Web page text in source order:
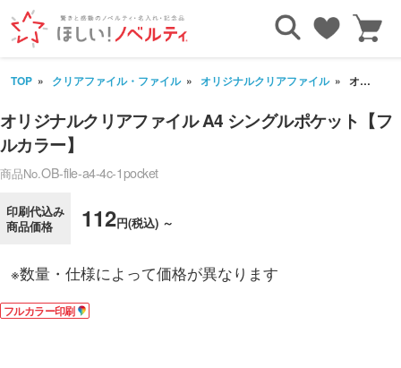
TOP クリアファイル・ファイル オリジナルクリアファイル オリジナルクリアファイル A4 シングルポケット【フルカラー】
オリジナルクリアファイル A4 シングルポケット【フ
ルカラー】
商品No.OB-file-a4-4c-1pocket
印刷代込み
商品価格
112円(税込) ～
※数量・仕様によって価格が異なります
フルカラー印刷